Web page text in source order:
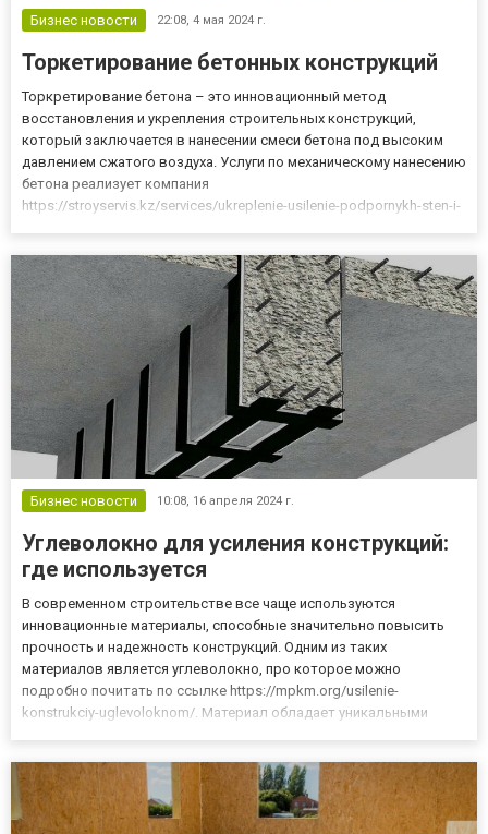
Бизнес новости 22:08, 4 мая 2024 г.
Торкетирование бетонных конструкций
Торкретирование бетона – это инновационный метод
восстановления и укрепления строительных конструкций,
который заключается в нанесении смеси бетона под высоким
давлением сжатого воздуха. Услуги по механическому нанесению
бетона реализует компания
https://stroyservis.kz/services/ukreplenie-usilenie-podpornykh-sten-i-
и однородной...
Бизнес новости 10:08, 16 апреля 2024 г.
Углеволокно для усиления конструкций:
где используется
В современном строительстве все чаще используются
инновационные материалы, способные значительно повысить
прочность и надежность конструкций. Одним из таких
материалов является углеволокно, про которое можно
подробно почитать по ссылке https://mpkm.org/usilenie-
konstrukciy-uglevoloknom/. Материал обладает уникальными
материалом, благодаря своим ун...